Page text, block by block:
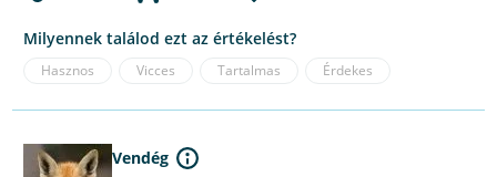
Milyennek találod ezt az értékelést?
Hasznos Vicces Tartalmas Érdekes
Vendég